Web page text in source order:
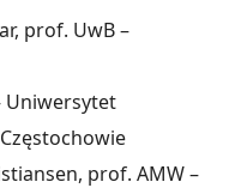
prof. UwB –
Uniwersytet
prof. AMW –